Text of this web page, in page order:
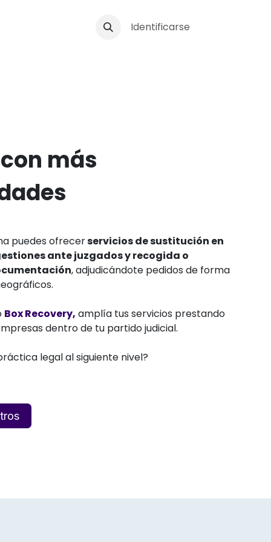
Identificarse
más
puedes ofrecerservicios de sustitución en
ante juzgados y recogida o
, adjudicándote pedidos de forma
Box Recovery, amplía tus servicios prestando
dentro de tu partido judicial.
legal al siguiente nivel?